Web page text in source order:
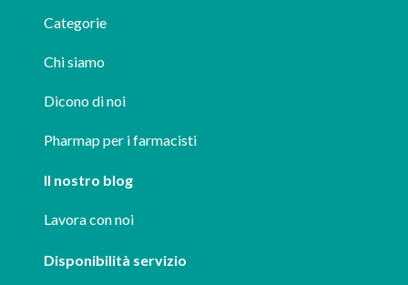
Categorie
Chi siamo
Dicono di noi
Pharmap per i farmacisti
Il nostro blog
Lavora con noi
Disponibilità servizio